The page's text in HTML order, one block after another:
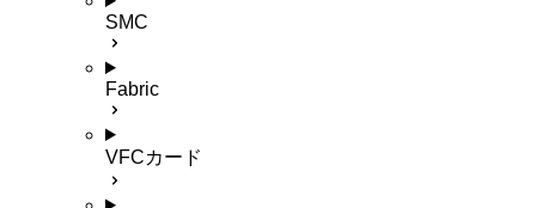
SMC
Fabric
VFCカード